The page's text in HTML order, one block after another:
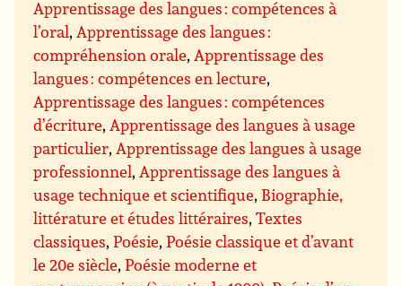
Apprentissage des langues : compétences à
l’oral,Apprentissage des langues :
compréhension orale,Apprentissage des
langues : compétences en lecture,
Apprentissage des langues : compétences
d’écriture,Apprentissage des langues à usage
particulier,Apprentissage des langues à usage
professionnel,Apprentissage des langues à
usage technique et scientifique, Biographie,
littérature et études littéraires,Textes
classiques,Poésie,Poésie classique et d’avant
le 20e siècle,Poésie moderne et